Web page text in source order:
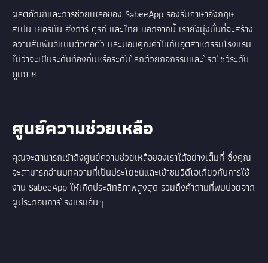
ผลิตภัณฑ์และการช่วยเหลือของ SabeeApp รองรับภาษาอังกฤษ
สเปน เยอรมัน ฮังการี ตุรกี และไทย นอกจากนี้ เรายังมุ่งมั่นที่จะสร้าง
ความสัมพันธ์แบบตัวต่อตัว และมอบคุณค่าให้กับอุตสาหกรรมโรงแรม
ไม่ว่าจะเป็นระดับท้องถิ่นหรือระดับโลกด้วยกิจกรรมและโรดโชว์ระดับ
ภูมิภาค
ศูนย์ความช่วยเหลือ
คุณจะสามารถเข้าถึงศูนย์ความช่วยเหลือของเราได้อย่างเต็มที่ ซึ่งคุณ
จะสามารถอ่านบทความที่เป็นประโยชน์และเข้าชมวิดีโอเกี่ยวกับการใช้
งาน SabeeApp ให้เกิดประสิทธิภาพสูงสุด รวมถึงคำถามที่พบบ่อยจาก
ผู้ประกอบการโรงแรมอื่นๆ